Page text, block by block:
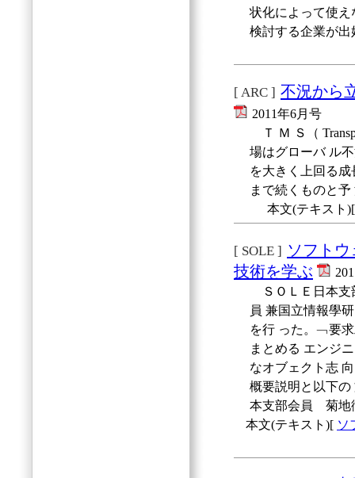
状化によって使
検討する企業が出
[ ARC ] 不況から
2011年6月号
Ｔ Ｍ Ｓ（
場はグローバ ル
を大きく上回る
まで続くものと
本文(テキスト
[ SOLE ] ソフト
技術を学ぶ
ＳＯＬＥ日本支
員 兼国立情報學
を行 った。﹁要
まとめる エンジ
なオブェクト志
概要説明と以下
本支部会員 菊地
本文(テキスト)[ ソ